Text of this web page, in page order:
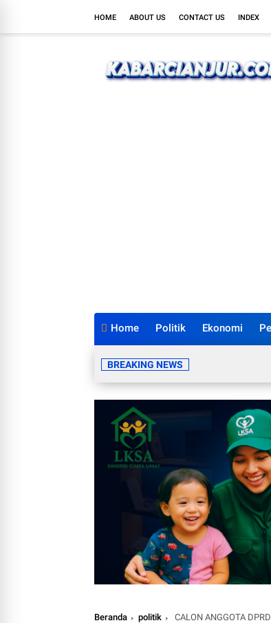
HOME ABOUT US CONTACT US INDEX
Home Politik Ekonomi
BREAKING NEWS
Beranda politik CALON ANGGOTA DPRD